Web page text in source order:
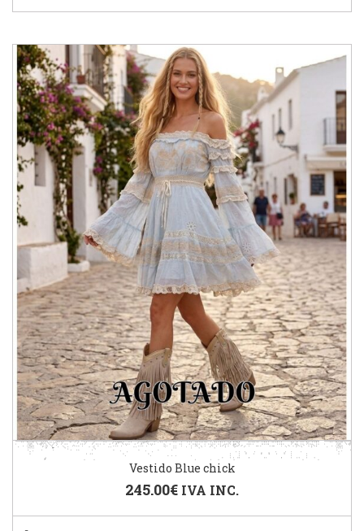
Vestido Blue chick
245.00€ IVA INC.